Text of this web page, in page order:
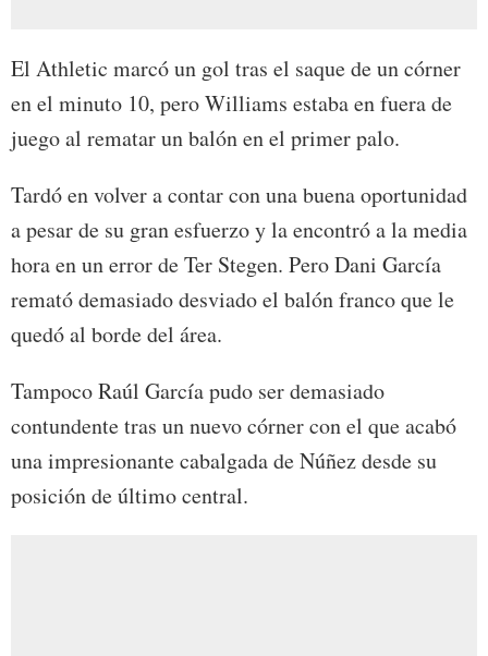
El Athletic marcó un gol tras el saque de un córner
en el minuto 10, pero Williams estaba en fuera de
juego al rematar un balón en el primer palo.
Tardó en volver a contar con una buena oportunidad
a pesar de su gran esfuerzo y la encontró a la media
hora en un error de Ter Stegen. Pero Dani García
remató demasiado desviado el balón franco que le
quedó al borde del área.
Tampoco Raúl García pudo ser demasiado
contundente tras un nuevo córner con el que acabó
una impresionante cabalgada de Núñez desde su
posición de último central.